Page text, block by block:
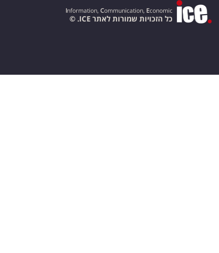
Information, Communication, Economic
כל הזכויות שמורות לאתר ICE. ©